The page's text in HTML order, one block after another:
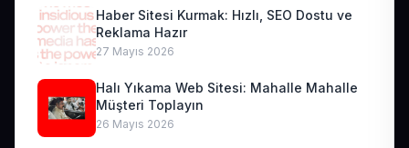
Haber Sitesi Kurmak: Hızlı, SEO Dostu ve
Reklama Hazır
27 Mayıs 2026
Halı Yıkama Web Sitesi: Mahalle Mahalle
Müşteri Toplayın
26 Mayıs 2026